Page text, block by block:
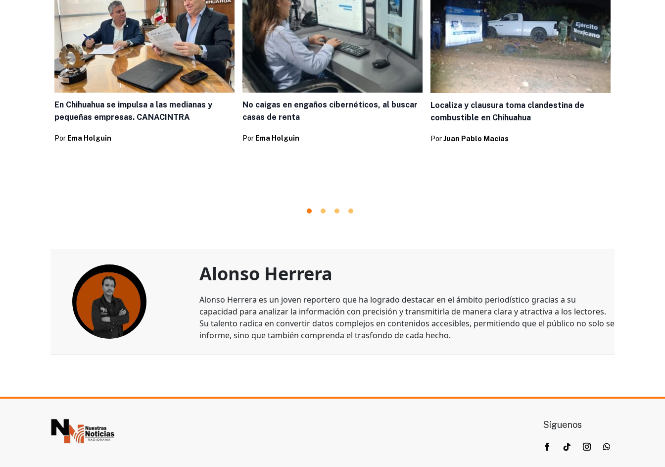
En Chihuahua se impulsa a las medianas y
pequeñas empresas. CANACINTRA
Por Ema Holguin
No caigas en engaños cibernéticos, al buscar
casas de renta
Por Ema Holguin
Localiza y clausura toma clandestina de
combustible en Chihuahua
PorJuan Pablo Macias
Alonso Herrera
Alonso Herrera es un joven reportero que ha logrado destacar en el ámbito periodístico gracias a su
capacidad para analizar la información con precisión y transmitirla de manera clara y atractiva a los lectores.
Su talento radica en convertir datos complejos en contenidos accesibles, permitiendo que el público no solo se
informe, sino que también comprenda el trasfondo de cada hecho.
Síguenos